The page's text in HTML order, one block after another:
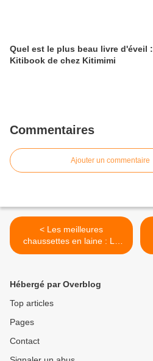
Quel est le plus beau livre d'éveil :
Kitibook de chez Kitimimi
Commentaires
Ajouter un commentaire
< Les meilleures
chaussettes en laine : LA
BERGERIE DE MARINA
Hébergé par Overblog
Top articles
Pages
Contact